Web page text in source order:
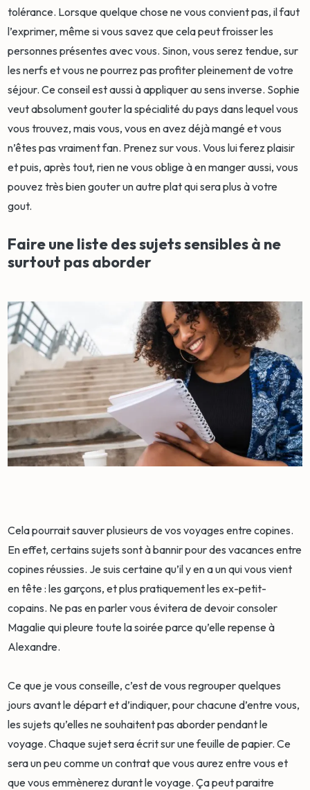
tolérance. Lorsque quelque chose ne vous convient pas, il faut
l’exprimer, même si vous savez que cela peut froisser les
personnes présentes avec vous. Sinon, vous serez tendue, sur
les nerfs et vous ne pourrez pas profiter pleinement de votre
séjour. Ce conseil est aussi à appliquer au sens inverse. Sophie
veut absolument gouter la spécialité du pays dans lequel vous
vous trouvez, mais vous, vous en avez déjà mangé et vous
n’êtes pas vraiment fan. Prenez sur vous. Vous lui ferez plaisir
et puis, après tout, rien ne vous oblige à en manger aussi, vous
pouvez très bien gouter un autre plat qui sera plus à votre
gout.
Faire une liste des sujets sensibles à ne
surtout pas aborder
Cela pourrait sauver plusieurs de vos voyages entre copines.
En effet, certains sujets sont à bannir pour des vacances entre
copines réussies. Je suis certaine qu’il y en a un qui vous vient
en tête : les garçons, et plus pratiquement les ex-petit-
copains. Ne pas en parler vous évitera de devoir consoler
Magalie qui pleure toute la soirée parce qu’elle repense à
Alexandre.
Ce que je vous conseille, c’est de vous regrouper quelques
jours avant le départ et d’indiquer, pour chacune d’entre vous,
les sujets qu’elles ne souhaitent pas aborder pendant le
voyage. Chaque sujet sera écrit sur une feuille de papier. Ce
sera un peu comme un contrat que vous aurez entre vous et
que vous emmènerez durant le voyage. Ça peut paraitre